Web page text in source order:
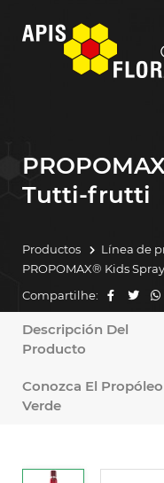
Tutti-frutti
Productos Línea de
PROPOMAX® Kids
Compartilhe:
Descripción Del
Producto
Conozca El Propóleo
Verde